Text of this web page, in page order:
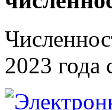
2023 года